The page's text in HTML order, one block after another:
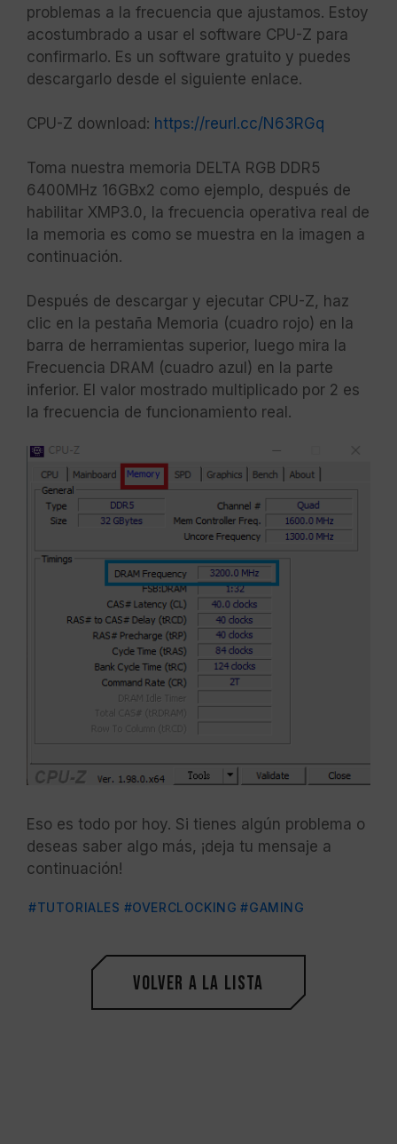
problemas a la frecuencia que ajustamos. Estoy
acostumbrado a usar el software CPU-Z para
confirmarlo. Es un software gratuito y puedes
descargarlo desde el siguiente enlace.
CPU-Z download: https://reurl.cc/N63RGq
Toma nuestra memoria DELTA RGB DDR5
6400MHz 16GBx2 como ejemplo, después de
habilitar XMP3.0, la frecuencia operativa real de
la memoria es como se muestra en la imagen a
continuación.
Después de descargar y ejecutar CPU-Z, haz
clic en la pestaña Memoria (cuadro rojo) en la
barra de herramientas superior, luego mira la
Frecuencia DRAM (cuadro azul) en la parte
inferior. El valor mostrado multiplicado por 2 es
la frecuencia de funcionamiento real.
Eso es todo por hoy. Si tienes algún problema o
deseas saber algo más, ¡deja tu mensaje a
continuación!
#TUTORIALES #OVERCLOCKING #GAMING
Volver a la lista